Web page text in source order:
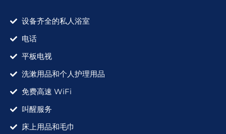
设备齐全的私人浴室
电话
平板电视
洗漱用品和个人护理用品
免费高速 WiFi
叫醒服务
床上用品和毛巾